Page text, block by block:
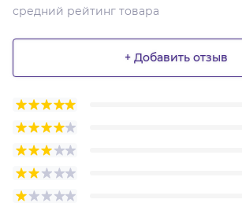
средний рейтинг товара
+ Добавить отзыв